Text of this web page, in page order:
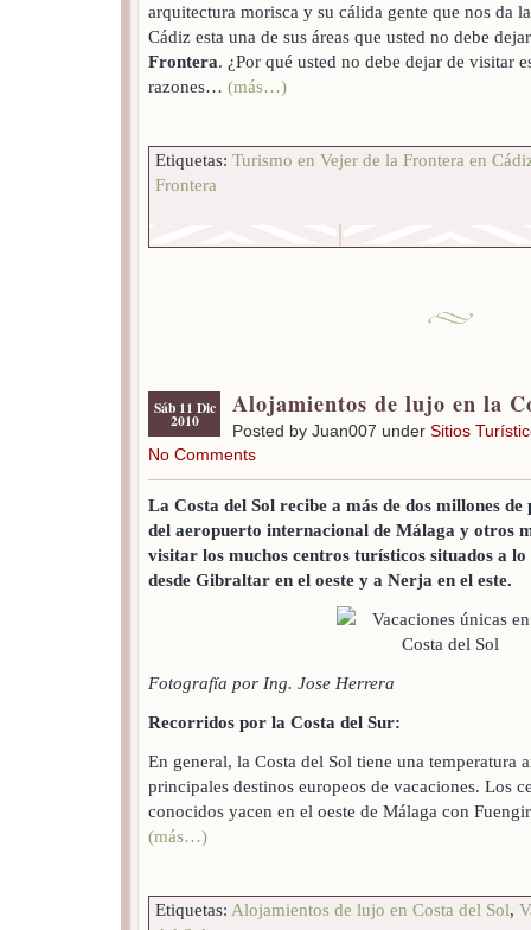
arquitectura morisca y su cálida gente que nos da
Cádiz esta una de sus áreas que usted no debe
Frontera. ¿Por qué usted no debe dejar de visitar
razones… (más…)
Etiquetas: Turismo en Vejer de la Frontera en
Frontera
Sáb 11 Dic
2010
Alojamientos de lujo en la
Posted by Juan007 under Sitios
No Comments
La Costa del Sol recibe a más de dos millones de
del aeropuerto internacional de Málaga y otros
visitar los muchos centros turísticos situados a
desde Gibraltar en el oeste y a Nerja en el este.
Fotografía por Ing. Jose Herrera
Recorridos por la Costa del Sur:
En general, la Costa del Sol tiene una temperatura
principales destinos europeos de vacaciones. Los
conocidos yacen en el oeste de Málaga con
(más…)
Etiquetas: Alojamientos de lujo en Costa del Sol,